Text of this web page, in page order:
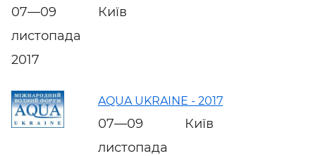
07—09
листопада
2017
Київ
AQUA UKRAINE - 2017
07—09
листопада
Київ